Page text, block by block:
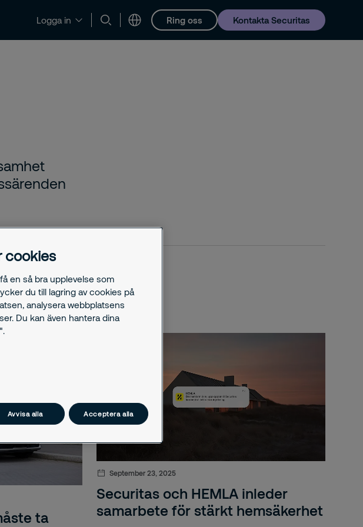
Logga in Ring oss Kontakta Securitas
Kontakt och support Karriär
ta
September 23, 2025
Securitas och HEMLA inleder
samarbete för stärkt hemsäkerhet
cookies
en så bra upplevelse som
du till lagring av cookies på
analysera webbplatsens
Du kan även hantera dina
Avvisa alla Acceptera alla